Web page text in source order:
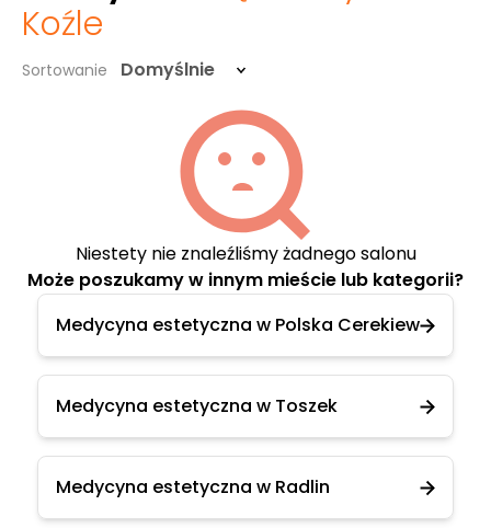
Koźle
Sortowanie Domyślnie
Niestety nie znaleźliśmy żadnego salonu
Może poszukamy w innym mieście lub kategorii?
Medycyna estetyczna w Polska Cerekiew
Medycyna estetyczna w Toszek
Medycyna estetyczna w Radlin